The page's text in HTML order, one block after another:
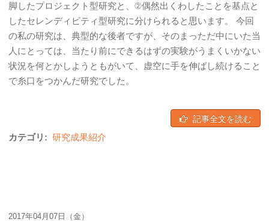
脚したプロジェクト型研究と、②偶然出くわしたことを基点と
したセレンディピティ型研究に分けられると思います。 今回
の私の研究は、典型的な後者ですが、そのまっただ中にいた当
人にとっては、当たり前にできるはずの実験がうまくいかない
状況を何とかしようともがいて、虚空に手を伸ばし続けること
で糸口をつかんだ研究でした。
記事全文を読む
カテゴリ: 研究成果紹介
2017年04月07日（金）